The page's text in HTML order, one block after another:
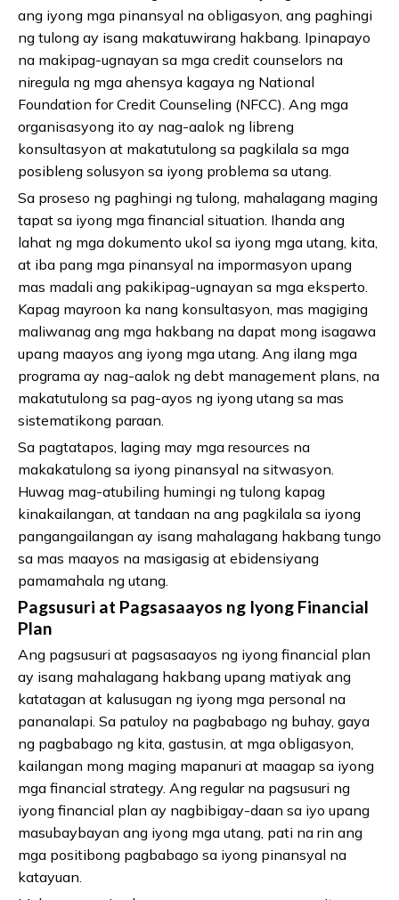
ang iyong mga pinansyal na obligasyon, ang paghingi
ng tulong ay isang makatuwirang hakbang. Ipinapayo
na makipag-ugnayan sa mga credit counselors na
niregula ng mga ahensya kagaya ng National
Foundation for Credit Counseling (NFCC). Ang mga
organisasyong ito ay nag-aalok ng libreng
konsultasyon at makatutulong sa pagkilala sa mga
posibleng solusyon sa iyong problema sa utang.
Sa proseso ng paghingi ng tulong, mahalagang maging
tapat sa iyong mga financial situation. Ihanda ang
lahat ng mga dokumento ukol sa iyong mga utang, kita,
at iba pang mga pinansyal na impormasyon upang
mas madali ang pakikipag-ugnayan sa mga eksperto.
Kapag mayroon ka nang konsultasyon, mas magiging
maliwanag ang mga hakbang na dapat mong isagawa
upang maayos ang iyong mga utang. Ang ilang mga
programa ay nag-aalok ng debt management plans, na
makatutulong sa pag-ayos ng iyong utang sa mas
sistematikong paraan.
Sa pagtatapos, laging may mga resources na
makakatulong sa iyong pinansyal na sitwasyon.
Huwag mag-atubiling humingi ng tulong kapag
kinakailangan, at tandaan na ang pagkilala sa iyong
pangangailangan ay isang mahalagang hakbang tungo
sa mas maayos na masigasig at ebidensiyang
pamamahala ng utang.
Pagsusuri at Pagsasaayos ng Iyong Financial
Plan
Ang pagsusuri at pagsasaayos ng iyong financial plan
ay isang mahalagang hakbang upang matiyak ang
katatagan at kalusugan ng iyong mga personal na
pananalapi. Sa patuloy na pagbabago ng buhay, gaya
ng pagbabago ng kita, gastusin, at mga obligasyon,
kailangan mong maging mapanuri at maagap sa iyong
mga financial strategy. Ang regular na pagsusuri ng
iyong financial plan ay nagbibigay-daan sa iyo upang
masubaybayan ang iyong mga utang, pati na rin ang
mga positibong pagbabago sa iyong pinansyal na
katayuan.